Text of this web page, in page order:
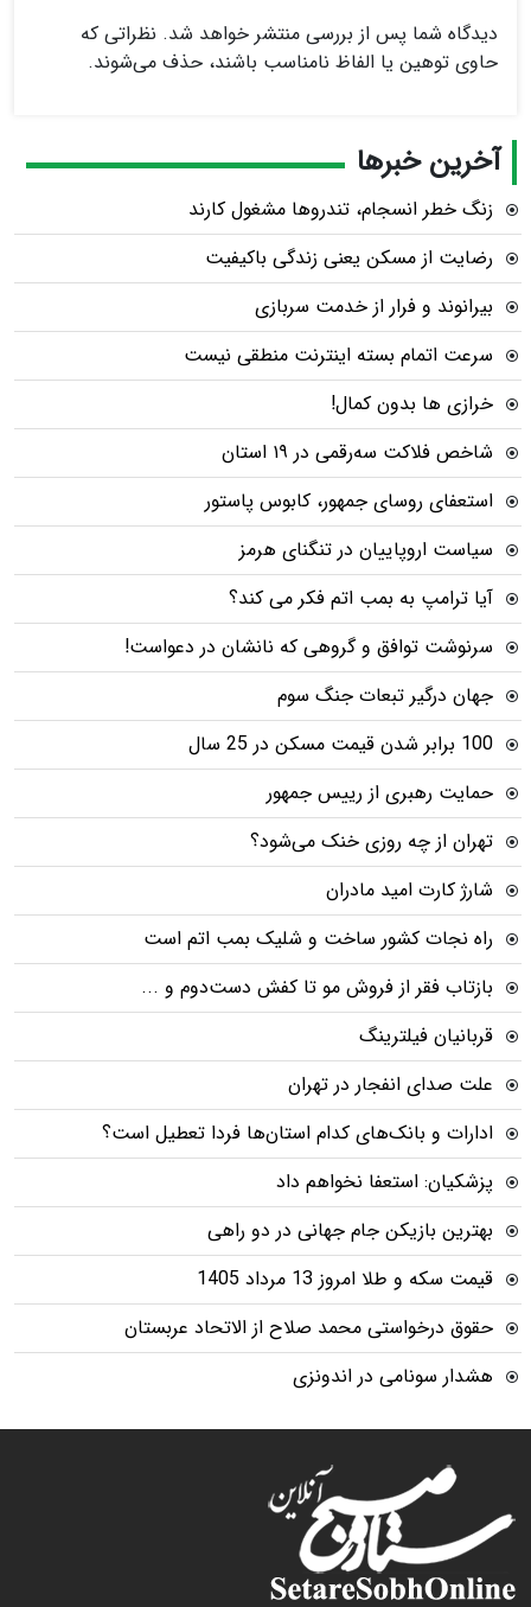
دیدگاه شما پس از بررسی منتشر خواهد شد. نظراتی که
حاوی توهین یا الفاظ نامناسب باشند، حذف می‌شوند.
آخرین خبرها
زنگ خطر انسجام، تندروها مشغول کارند
رضایت از مسکن یعنی زندگی باکیفیت
بیرانوند و فرار از خدمت سربازی
سرعت اتمام بسته‌ اینترنت منطقی نیست
خرازی ها بدون کمال!
شاخص فلاکت سه‌رقمی در ۱۹ استان
استعفای روسای جمهور، کابوس پاستور
سیاست اروپاییان در تنگنای هرمز
آیا ترامپ به بمب اتم فکر می کند؟
سرنوشت توافق و گروهی که نانشان در دعواست!
جهان درگیر تبعات جنگ سوم
100 برابر شدن قیمت مسکن در 25 سال
حمایت رهبری از رییس جمهور
تهران از چه روزی خنک می‌شود؟
شارژ کارت امید مادران
راه نجات کشور ساخت و شلیک بمب اتم است
بازتاب فقر از فروش مو تا کفش دست‌دوم و ...
قربانیان فیلترینگ
علت صدای انفجار در تهران
ادارات و بانک‌های کدام استان‌ها فردا تعطیل است؟
پزشکیان: استعفا نخواهم داد
بهترین بازیکن جام جهانی در دو راهی
قیمت سکه و طلا امروز 13 مرداد 1405
حقوق درخواستی محمد صلاح از الاتحاد عربستان
هشدار سونامی در اندونزی